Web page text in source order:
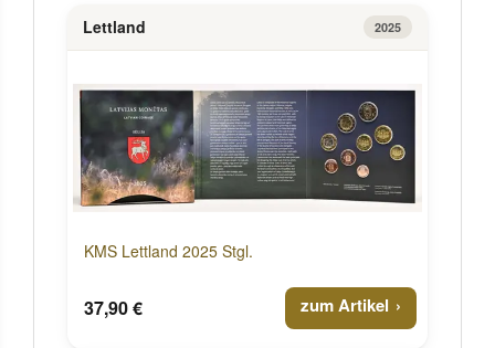
Lettland 2025
KMS Lettland 2025 Stgl.
37,90 € zum Artikel